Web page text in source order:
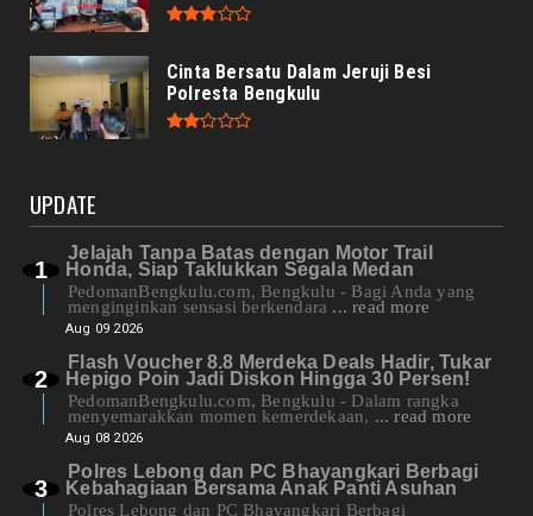
Cinta Bersatu Dalam Jeruji Besi
Polresta Bengkulu
UPDATE
Jelajah Tanpa Batas dengan Motor Trail
Honda, Siap Taklukkan Segala Medan
PedomanBengkulu.com, Bengkulu - Bagi Anda yang
menginginkan sensasi berkendara ... read more
Aug 09 2026
Flash Voucher 8.8 Merdeka Deals Hadir, Tukar
Hepigo Poin Jadi Diskon Hingga 30 Persen!
PedomanBengkulu.com, Bengkulu - Dalam rangka
menyemarakkan momen kemerdekaan, ... read more
Aug 08 2026
Polres Lebong dan PC Bhayangkari Berbagi
Kebahagiaan Bersama Anak Panti Asuhan
Polres Lebong dan PC Bhayangkari Berbagi